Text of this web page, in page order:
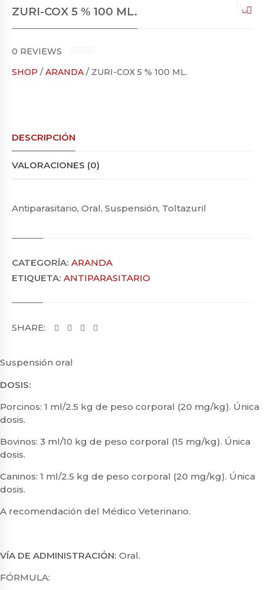
ZURI-COX 5 % 100 ML.
0 REVIEWS
O
SHOP / ARANDA / ZURI-COX 5 % 100 ML.
DESCRIPCIÓN
VALORACIONES (0)
Antiparasitario, Oral, Suspensión, Toltazuril
CATEGORÍA: ARANDA
ETIQUETA: ANTIPARASITARIO
SHARE:
Suspensión oral
DOSIS:
Porcinos: 1 ml/2.5 kg de peso corporal (20 mg/kg). Única
dosis.
Bovinos: 3 ml/10 kg de peso corporal (15 mg/kg). Única
dosis.
Caninos: 1 ml/2.5 kg de peso corporal (20 mg/kg). Única
dosis.
A recomendación del Médico Veterinario.
VÍA DE ADMINISTRACIÓN: Oral.
FÓRMULA: